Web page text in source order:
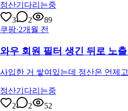
정산기다리는중
3
2
89
쿠팡·2개월 전
와우 회원 필터 생긴 뒤로 노
사입한 거 쌓여있는데 정산은 언제
정산기다리는중
2
2
52